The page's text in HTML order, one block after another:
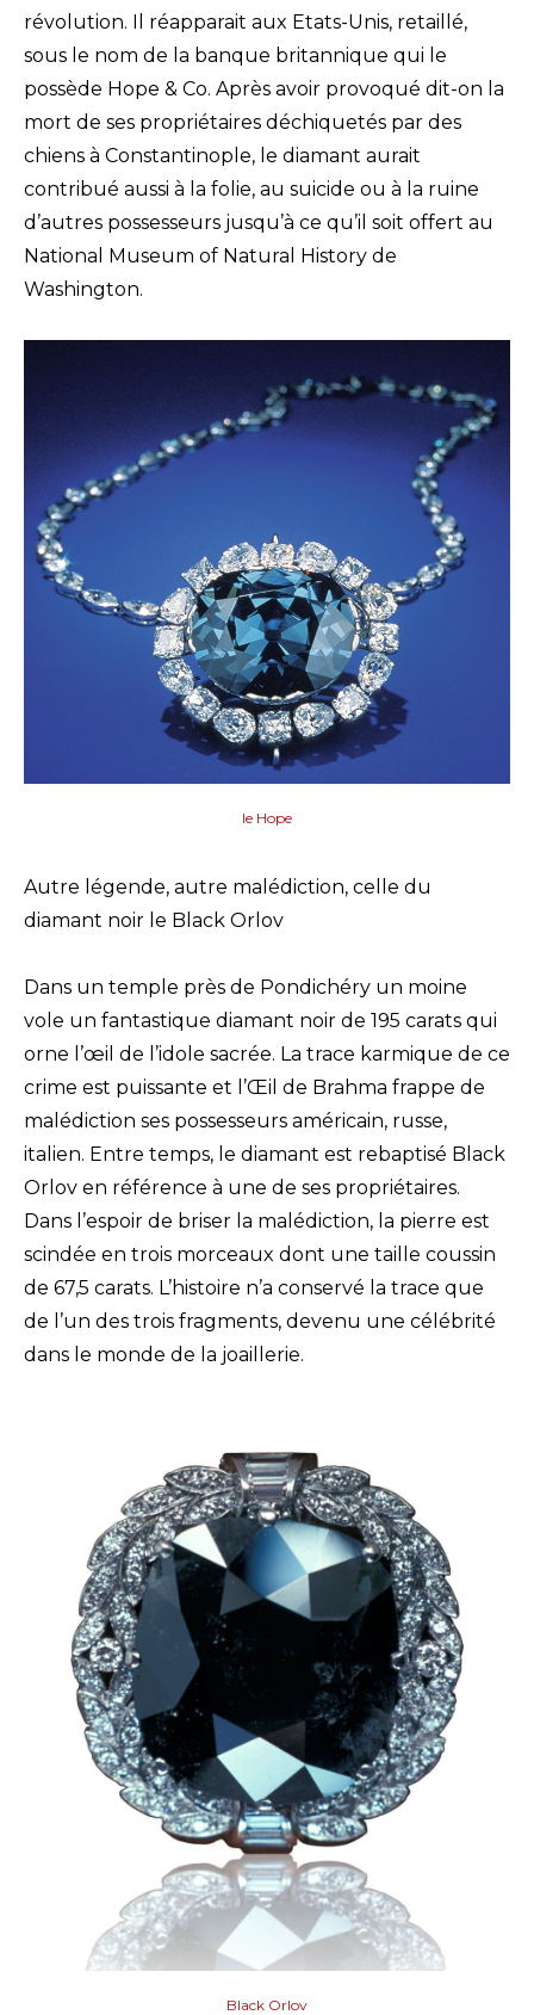
révolution. Il réapparait aux Etats-Unis, retaillé,
sous le nom de la banque britannique qui le
possède Hope & Co. Après avoir provoqué dit-on la
mort de ses propriétaires déchiquetés par des
chiens à Constantinople, le diamant aurait
contribué aussi à la folie, au suicide ou à la ruine
d’autres possesseurs jusqu’à ce qu’il soit offert au
National Museum of Natural History de
Washington.
le Hope
Autre légende, autre malédiction, celle du
diamant noir le Black Orlov
Dans un temple près de Pondichéry un moine
vole un fantastique diamant noir de 195 carats qui
orne l’œil de l’idole sacrée. La trace karmique de ce
crime est puissante et l’Œil de Brahma frappe de
malédiction ses possesseurs américain, russe,
italien. Entre temps, le diamant est rebaptisé Black
Orlov en référence à une de ses propriétaires.
Dans l’espoir de briser la malédiction, la pierre est
scindée en trois morceaux dont une taille coussin
de 67,5 carats. L’histoire n’a conservé la trace que
de l’un des trois fragments, devenu une célébrité
dans le monde de la joaillerie.
Black Orlov